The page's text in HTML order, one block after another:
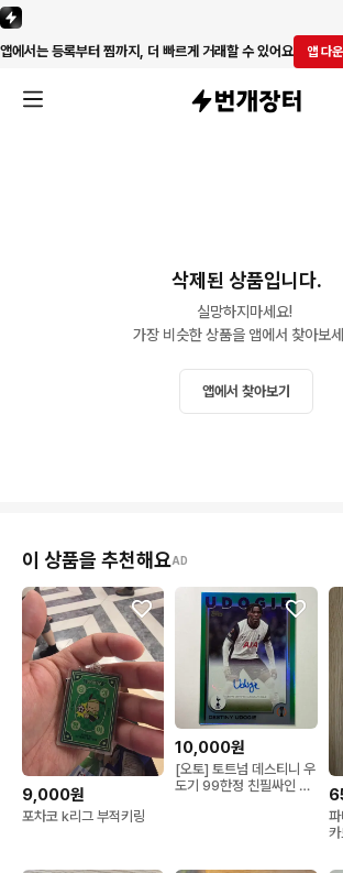
앱에서는 등록부터 찜까지, 더 빠르게 거래할 수 있어요 앱 다
삭제된 상품입니다.
실망하지마세요!
가장 비슷한 상품을 앱에서 찾아보
앱에서 찾아보기
이 상품을 추천해요AD
9,000원
포차코 k리그 부적키링
10,000원
[오토] 토트넘 데스티니 우
도기 99한정 친필싸인 탑